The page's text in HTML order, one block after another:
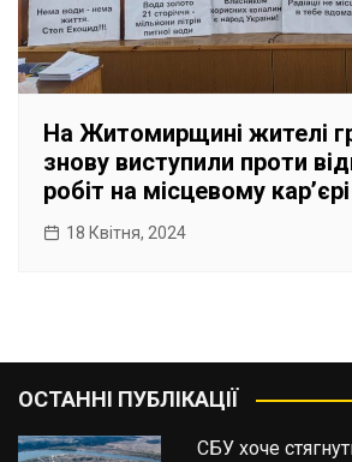
На Житомирщині жителі
знову виступили проти
робіт на місцевому
18 Квітня, 2024
ОСТАННІ ПУБЛІКАЦІЇ
СБУ хоче